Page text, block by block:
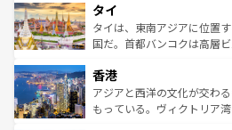
リティに包まれながら、韓
わってみてほ
覧を参照してほしい。
急速な発展と共に伝統が息
ーチミン市のフランス統治
醸し出している。また、バ
とつ。フォーやバインミー
ひ現地で味わいたい。どの
が旅行者を迎えてくれるの
タイ
タイは、東南アジアに位置
国だ。首都バンコクは高層
の活気が交差している。北
帯で自然と触れ合い、南部
いビーチでリゾート気分を
香港
アジアと西洋の文化が交わ
もっている。ヴィクトリア